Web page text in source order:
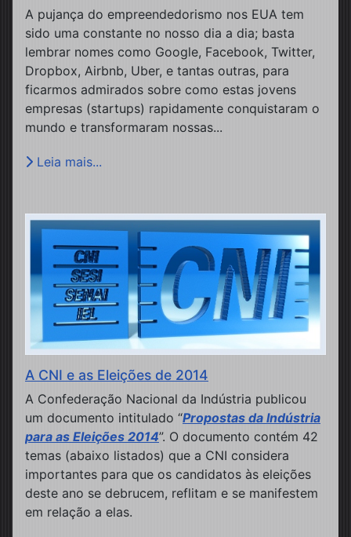
A pujança do empreendedorismo nos EUA tem
sido uma constante no nosso dia a dia; basta
lembrar nomes como Google, Facebook, Twitter,
Dropbox, Airbnb, Uber, e tantas outras, para
ficarmos admirados sobre como estas jovens
empresas (startups) rapidamente conquistaram o
mundo e transformaram nossas...
Leia mais...
A CNI e as Eleições de 2014
A Confederação Nacional da Indústria publicou
um documento intitulado “Propostas da Indústria
para as Eleições 2014”. O documento contém 42
temas (abaixo listados) que a CNI considera
importantes para que os candidatos às eleições
deste ano se debrucem, reflitam e se manifestem
em relação a elas.